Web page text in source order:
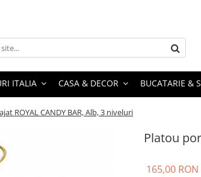
ITALIA CASA & DECOR BUCATARIE &
ROYAL CANDY BAR, Alb, 3 niveluri
Platou
165,00 RON